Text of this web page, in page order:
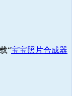
“宝宝照片合成器